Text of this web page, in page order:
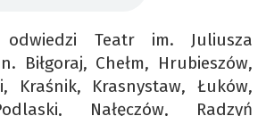
Teatr im. Juliusza
Biłgoraj, Chełm, Hrubieszów,
Kraśnik, Krasnystaw, Łuków,
Nałęczów, Radzyń